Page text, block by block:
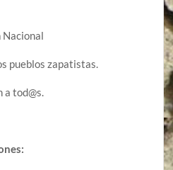
Nacional
pueblos zapatistas.
a tod@s.